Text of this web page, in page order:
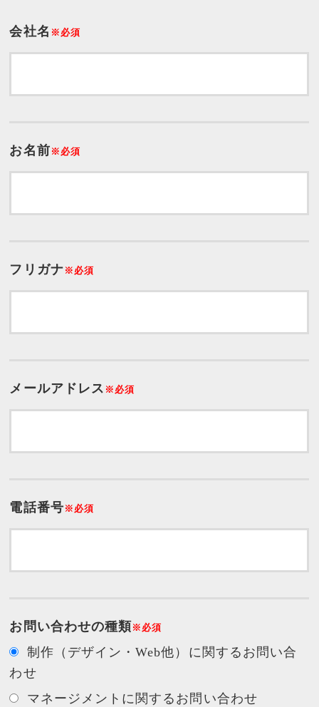
会社名 ※必須
お名前 ※必須
フリガナ ※必須
メールアドレス ※必須
電話番号 ※必須
お問い合わせの種類 ※必須
制作（デザイン・Web他）に関するお問い合
わせ
マネージメントに関するお問い合わせ